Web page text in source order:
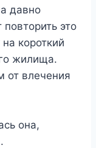
давно
это
короткий
жилища.
от влечения
она,